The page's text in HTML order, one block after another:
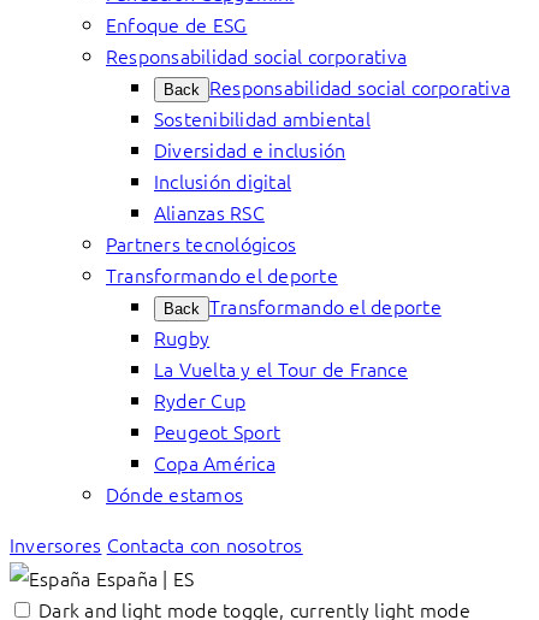
Enfoque de ESG
Responsabilidad social corporativa
Back Responsabilidad social corporativa
Sostenibilidad ambiental
Diversidad e inclusión
Inclusión digital
Alianzas RSC
Partners tecnológicos
Transformando el deporte
Back Transformando el deporte
Rugby
La Vuelta y el Tour de France
Ryder Cup
Peugeot Sport
Copa América
Dónde estamos
Inversores Contacta con nosotros
España | ES
Dark and light mode toggle, currently light mode